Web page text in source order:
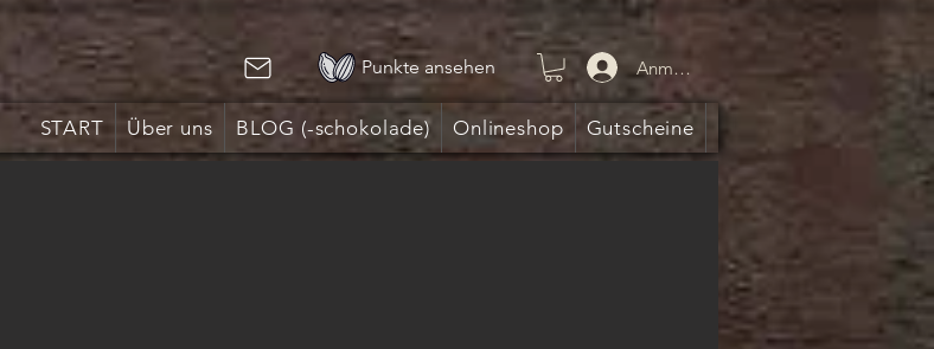
Punkte ansehen Anmelden
START Über uns BLOG (-schokolade) Onlineshop Gutscheine